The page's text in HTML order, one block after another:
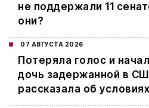
не поддержали 11
они?
07 АВГУСТА 2026
Потеряла голос и
дочь задержанной в
рассказала об